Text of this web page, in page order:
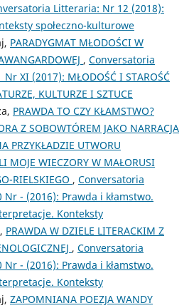
Litteraria: Nr 12 (2018):
społeczno-kulturowe
PARADYGMAT MŁODOŚCI W
, Conversatoria
XI (2017): MŁODOŚĆ I STAROŚĆ
KULTURZE I SZTUCE
PRAWDA TO CZY KŁAMSTWO?
Z SOBOWTÓREM JAKO NARRACJA
PRZYKŁADZIE UTWORU
MOJE WIECZORY W MAŁORUSI
RIELSKIEGO , Conversatoria
- (2016): Prawda i kłamstwo.
Konteksty
PRAWDA W DZIELE LITERACKIM Z
, Conversatoria
- (2016): Prawda i kłamstwo.
Konteksty
ZAPOMNIANA POEZJA WANDY